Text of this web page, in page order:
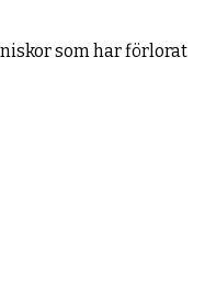
som har förlorat